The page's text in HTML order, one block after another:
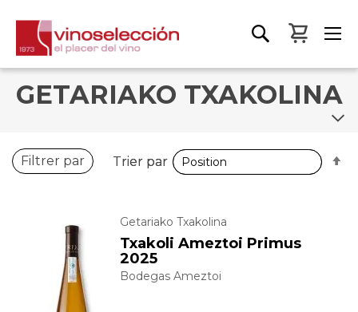
Mon
GETARIAKO TXAKOLINA
Getariako Txakolina
Txakoli Ameztoi Primus
2025
Bodegas Ameztoi
Filtrer par Trier par
Trier par